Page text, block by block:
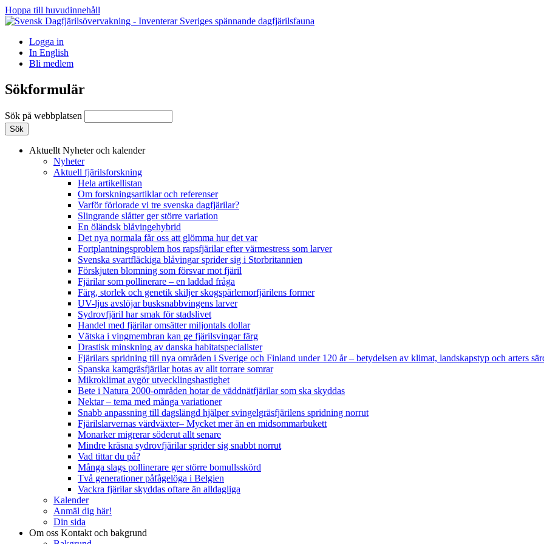
Hoppa till huvudinnehåll
Logga in
In English
Bli medlem
Sökformulär
Sök på webbplatsen
Aktuellt Nyheter och kalender
Nyheter
Aktuell fjärilsforskning
Hela artikellistan
Om forskningsartiklar och referenser
Varför förlorade vi tre svenska dagfjärilar?
Slingrande slåtter ger större variation
En öländsk blåvingehybrid
Det nya normala får oss att glömma hur det var
Fortplantningsproblem hos rapsfjärilar efter värmestress som larver
Svenska svartfläckiga blåvingar sprider sig i Storbritannien
Förskjuten blomning som försvar mot fjäril
Fjärilar som pollinerare – en laddad fråga
Färg, storlek och genetik skiljer skogspärlemorfjärilens former
UV-ljus avslöjar busksnabbvingens larver
Sydrovfjäril har smak för stadslivet
Handel med fjärilar omsätter miljontals dollar
Vätska i vingmembran kan ge fjärilsvingar färg
Drastisk minskning av danska habitatspecialister
Fjärilars spridning till nya områden i Sverige och Finland under 120 år– betydelsen av klimat, landskapstyp och arters
Spanska kamgräsfjärilar hotas av allt torrare somrar
Mikroklimat avgör utvecklingshastighet
Bete i Natura 2000-områden hotar de väddnätfjärilar som ska skyddas
Nektar – tema med många variationer
Snabb anpassning till dagslängd hjälper svingelgräsfjärilens spridning norrut
Fjärilslarvernas värdväxter– Mycket mer än en midsommarbukett
Monarker migrerar söderut allt senare
Mindre kräsna sydrovfjärilar sprider sig snabbt norrut
Vad tittar du på?
Många slags pollinerare ger större bomullsskörd
Två generationer påfågelöga i Belgien
Vackra fjärilar skyddas oftare än alldagliga
Kalender
Anmäl dig här!
Din sida
Om oss Kontakt och bakgrund